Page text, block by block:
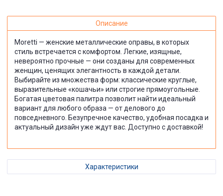
Описание
Moretti — женские металлические оправы, в которых
стиль встречается с комфортом. Легкие, изящные,
невероятно прочные — они созданы для современных
женщин, ценящих элегантность в каждой детали.
Выбирайте из множества форм: классические круглые,
выразительные «кошачьи» или строгие прямоугольные.
Богатая цветовая палитра позволит найти идеальный
вариант для любого образа — от делового до
повседневного. Безупречное качество, удобная посадка и
актуальный дизайн уже ждут вас. Доступно с доставкой!
Характеристики